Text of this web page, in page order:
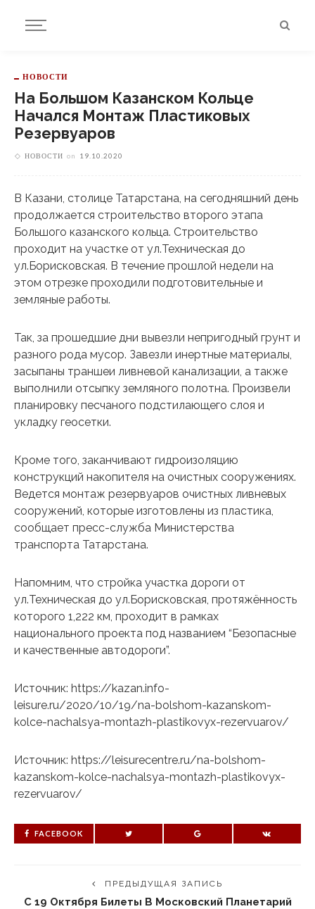
НОВОСТИ
На Большом Казанском Кольце
Начался Монтаж Пластиковых
Резервуаров
НОВОСТИ on 19.10.2020
В Казани, столице Татарстана, на сегодняшний день
продолжается строительство второго этапа
Большого казанского кольца. Строительство
проходит на участке от ул.Техническая до
ул.Борисковская. В течение прошлой недели на
этом отрезке проходили подготовительные и
земляные работы.
Так, за прошедшие дни вывезли непригодный грунт и
разного рода мусор. Завезли инертные материалы,
засыпаны траншеи ливневой канализации, а также
выполнили отсыпку земляного полотна. Произвели
планировку песчаного подстилающего слоя и
укладку геосетки.
Кроме того, заканчивают гидроизоляцию
конструкций накопителя на очистных сооружениях.
Ведется монтаж резервуаров очистных ливневых
сооружений, которые изготовлены из пластика,
сообщает пресс-служба Министерства
транспорта Татарстана.
Напомним, что стройка участка дороги от
ул.Техническая до ул.Борисковская, протяжённость
которого 1,222 км, проходит в рамках
национального проекта под названием “Безопасные
и качественные автодороги”.
Источник: https://kazan.info-
leisure.ru/2020/10/19/na-bolshom-kazanskom-
kolce-nachalsya-montazh-plastikovyx-rezervuarov/
Источник: https://leisurecentre.ru/na-bolshom-
kazanskom-kolce-nachalsya-montazh-plastikovyx-
rezervuarov/
FACEBOOK
ПРЕДЫДУЩАЯ ЗАПИСЬ
С 19 Октября Билеты В Московский Планетарий